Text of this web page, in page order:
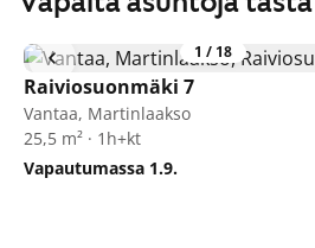
1 / 18
Raiviosuonmäki 7
Vantaa, Martinlaakso
25,5 m² · 1h+kt
Vapautumassa 1.9.